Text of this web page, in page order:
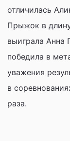
отличилась
Прыжок в
выиграла Анна
победила в
уважения
в
раза.